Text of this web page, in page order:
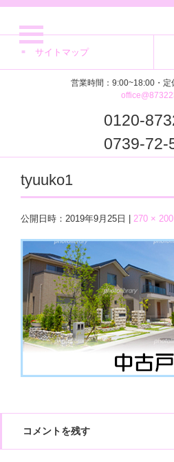
サイトマップ
営業時間：9:00~18:00・定
0120-
0739-72-
tyuuko1
公開日時： 2019年9月25日 270 × 200
コメントを残す